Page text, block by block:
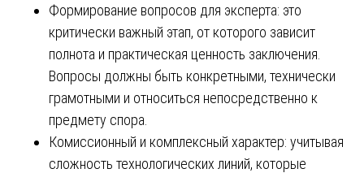
Формирование вопросов для эксперта: это
критически важный этап, от которого зависит
полнота и практическая ценность заключения.
Вопросы должны быть конкретными, технически
грамотными и относиться непосредственно к
предмету спора.
Комиссионный и комплексный характер: учитывая
сложность технологических линий, которые